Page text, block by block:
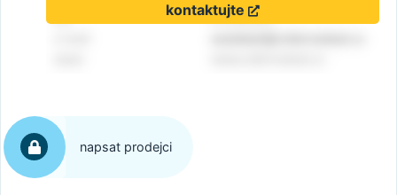
kontaktujte
napsat prodejci